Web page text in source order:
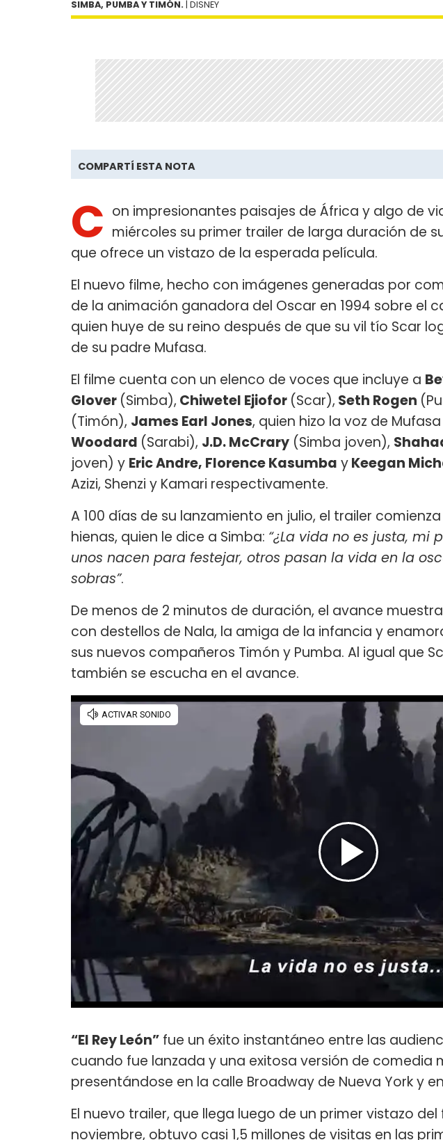
SIMBA, PUMBA Y TIMÓN. | DISNEY
COMPARTÍ ESTA NOTA
C on impresionantes paisajes de África y algo de
miércoles su primer trailer de larga duración de
que ofrece un vistazo de la esperada película.
El nuevo filme, hecho con imágenes generadas por
de la animación ganadora del Oscar en 1994 sobre el
quien huye de su reino después de que su vil tío Scar
de su padre Mufasa.
El filme cuenta con un elenco de voces que incluye a
Glover (Simba), Chiwetel Ejiofor (Scar), Seth Rogen
(Timón), James Earl Jones, quien hizo la voz de
Woodard (Sarabi), J.D. McCrary (Simba joven),
joven) y Eric Andre, Florence Kasumba yKeegan
Azizi, Shenzi y Kamari respectivamente.
A 100 días de su lanzamiento en julio, el trailer
hienas, quien le dice a Simba: “¿La vida no es justa, mi
unos nacen para festejar, otros pasan la vida en la
sobras”.
De menos de 2 minutos de duración, el avance
con destellos de Nala, la amiga de la infancia y
sus nuevos compañeros Timón y Pumba. Al igual que
también se escucha en el avance.
“El Rey León” fue un éxito instantáneo entre las
cuando fue lanzada y una exitosa versión de comedia
presentándose en la calle Broadway de Nueva York y
El nuevo trailer, que llega luego de un primer vistazo
noviembre, obtuvo casi 1,5 millones de visitas en las